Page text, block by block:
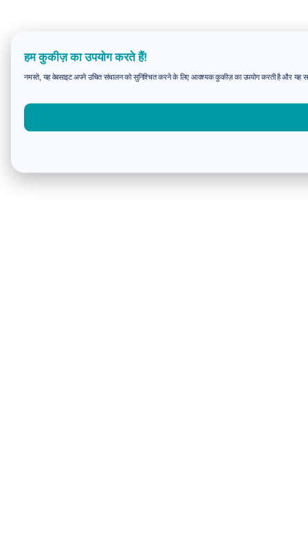
हम कुकीज़ का उपयोग करते हैं!
नमस्ते, यह वेबसाइट अपने उचित संचालन को सुनिश्चित करने के लिए आवश्यक कुकीज़ का उपयोग करती है और यह